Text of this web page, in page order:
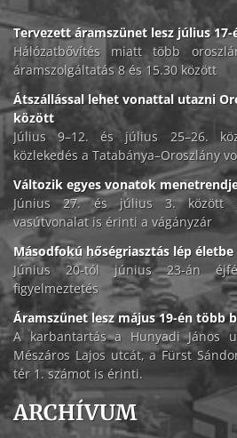
Tervezett áramszünet lesz július 17-
Hálózatbővítés miatt több
áramszolgáltatás 8 és 15.30 között
Átszállással lehet vonattal utazni
között
Július 9–12. és július 25–26.
közlekedés a Tatabánya–Oroszlány
Változik egyes vonatok
Június 27. és július 3. között a
vasútvonalat is érinti a vágányzár
Másodfokú hőségriasztás lép életbe
Június 20-tól június 23-án
figyelmeztetés
Áramszünet lesz május 19-én több
A karbantartás a Hunyadi János
Mészáros Lajos utcát, a Fürst
tér 1. számot is érinti.
ARCHÍVUM